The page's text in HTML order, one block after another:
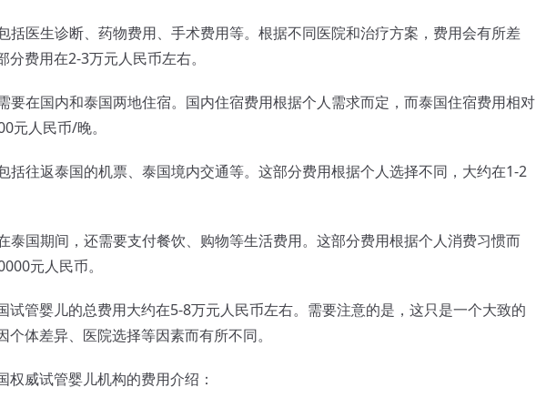
医生诊断、药物费用、手术费用等。根据不同医院和治疗方案，费用会有所差
费用在2-3万元人民币左右。
在国内和泰国两地住宿。国内住宿费用根据个人需求而定，而泰国住宿费用相对
元人民币/晚。
往返泰国的机票、泰国境内交通等。这部分费用根据个人选择不同，大约在1-2
国期间，还需要支付餐饮、购物等生活费用。这部分费用根据个人消费习惯而
元人民币。
管婴儿的总费用大约在5-8万元人民币左右。需要注意的是，这只是一个大致的
个体差异、医院选择等因素而有所不同。
威试管婴儿机构的费用介绍：